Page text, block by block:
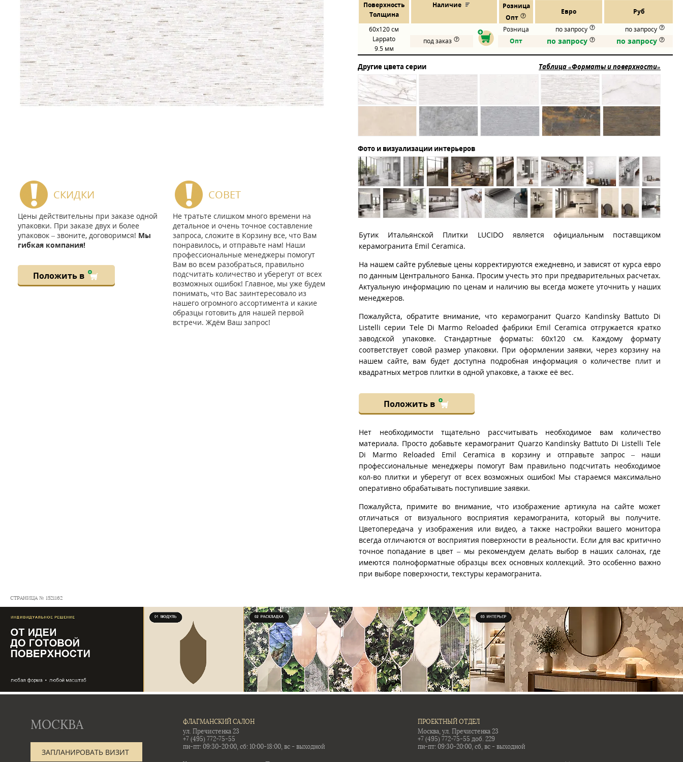
СКИДКИ
Цены действительны при заказе одной
упаковки. При заказе двух и более
упаковок – звоните, договоримся! Мы
гибкая компания!
Положить в
СОВЕТ
Не тратьте слишком много времени на
детальное и очень точное составление
запроса, сложите в Корзину все, что Вам
понравилось, и отправьте нам! Наши
профессиональные менеджеры помогут
Вам во всем разобраться, правильно
подсчитать количество и уберегут от всех
возможных ошибок! Главное, мы уже будем
понимать, что Вас заинтересовало из
нашего огромного ассортимента и какие
образцы готовить для нашей первой
встречи. Ждём Ваш запрос!
Поверхность
Толщина
Наличие
Розница
Евро Руб
Опт
60x120см
Lappato
9.5 мм
Розница по запросу
по запросу
под заказ
Опт по запросу по запросу
Другие цвета серии Таблица «Форматы и поверхности»
Фото и визуализации интерьеров
Бутик Итальянской Плитки LUCIDO является официальным поставщиком
керамогранита Emil Ceramica.
На нашем сайте рублевые цены корректируются ежедневно, и зависят от курса евро
по данным Центрального Банка. Просим учесть это при предварительных расчетах.
Актуальную информацию по ценам и наличию вы всегда можете уточнить у наших
менеджеров.
Пожалуйста, обратите внимание, что керамогранит Quarzo Kandinsky Battuto Di
Listelli серии Tele Di Marmo Reloaded фабрики Emil Ceramica отгружается кратко
заводской упаковке. Стандартные форматы: 60x120 см. Каждому формату
соответствует совой размер упаковки. При оформлении заявки, через корзину на
нашем сайте, вам будет доступна подробная информация о количестве плит и
квадратных метров плитки в одной упаковке, а также её вес.
Положить в
Нет необходимости тщательно рассчитывать необходимое вам количество
материала. Просто добавьте керамогранит Quarzo Kandinsky Battuto Di Listelli Tele
Di Marmo Reloaded Emil Ceramica в корзину и отправьте запрос – наши
профессиональные менеджеры помогут Вам правильно подсчитать необходимое
кол-во плитки и уберегут от всех возможных ошибок! Мы стараемся максимально
оперативно обрабатывать поступившие заявки.
Пожалуйста, примите во внимание, что изображение артикула на сайте может
отличаться от визуального восприятия керамогранита, который вы получите.
Цветопередача у изображения или видео, а также настройки вашего монитора
всегда отличаются от восприятия поверхности в реальности. Если для вас критично
точное попадание в цвет – мы рекомендуем делать выбор в наших салонах, где
имеются полноформатные образцы всех основных коллекций. Это особенно важно
при выборе поверхности, текстуры керамогранита.
СТРАНИЦА № 1521162
МОСКВА
ЗАПЛАНИРОВАТЬ ВИЗИТ
ФЛАГМАНСКИЙ САЛОН
ул. Пречистенка 23
+7 (495) 772-75-55
пн-пт: 09:30-20:00, сб: 10:00-18:00, вс - выходной
ПРОЕКТНЫЙ ОТДЕЛ
Москва, ул. Пречистенка 23
+7 (495) 772-75-55 доб. 229
пн-пт: 09:30-20:00, сб, вс - выходной